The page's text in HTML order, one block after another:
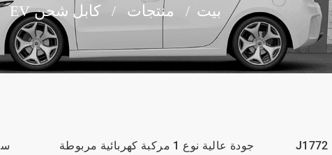
بيت منتجات كابل شحن EV
جودة عالية نوع 1 مركبة كهربائية مربوطة
16A 32A Type1 EV كابل مربوط J1772